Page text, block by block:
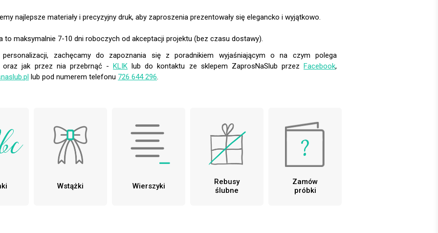
najlepsze materiały i precyzyjny druk, aby zaproszenia prezentowały się elegancko i wyjątkowo.
to maksymalnie 7-10 dni roboczych od akceptacji projektu (bez czasu dostawy).
zachęcamy do zapoznania się z poradnikiem wyjaśniającym o na czym polega
oraz jak przez nia przebrnąć -KLIK lub do kontaktu ze sklepem ZaprosNaSlub przezFacebook,
lub pod numerem telefonu 726 644 296.
Wstążki Wierszyki
Rebusy
ślubne
Zamów
próbki